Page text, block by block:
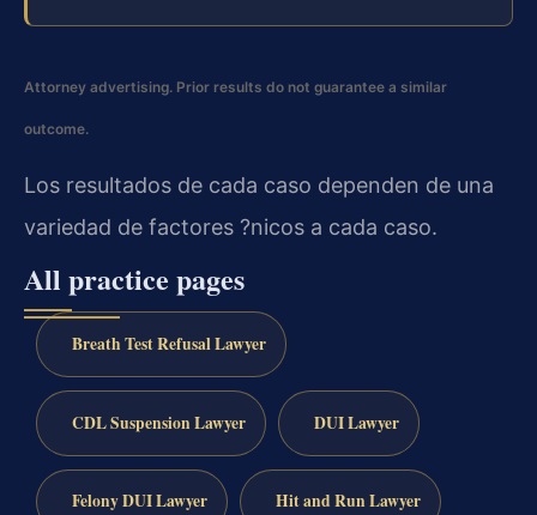
Attorney advertising. Prior results do not guarantee a similar
outcome.
Los resultados de cada caso dependen de una
variedad de factores ?nicos a cada caso.
All practice pages
Breath Test Refusal Lawyer
CDL Suspension Lawyer DUI Lawyer
Felony DUI Lawyer Hit and Run Lawyer